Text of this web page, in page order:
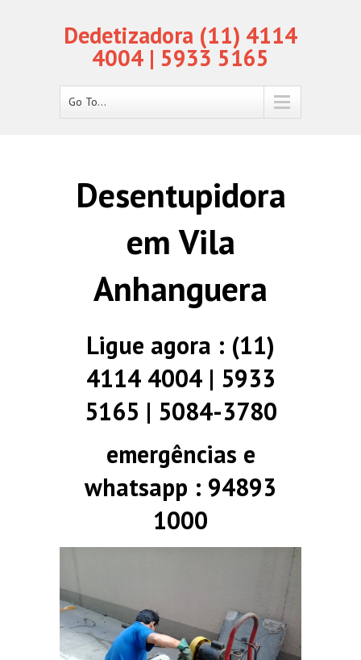
Dedetizadora (11) 4114
4004 | 5933 5165
Go To...
Desentupidora
em Vila
Anhanguera
Ligue agora : (11)
4114 4004 | 5933
5165 | 5084-3780
emergências e
whatsapp : 94893
1000